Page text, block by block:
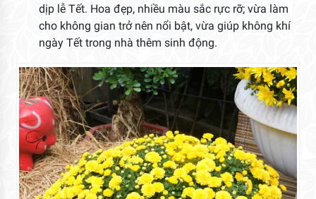
dịp lễ Tết. Hoa đẹp, nhiều màu sắc rực rỡ; vừa làm
cho không gian trở nên nổi bật, vừa giúp không khí
ngày Tết trong nhà thêm sinh động.